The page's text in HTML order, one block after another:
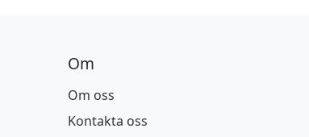
Om
Om oss
Kontakta oss